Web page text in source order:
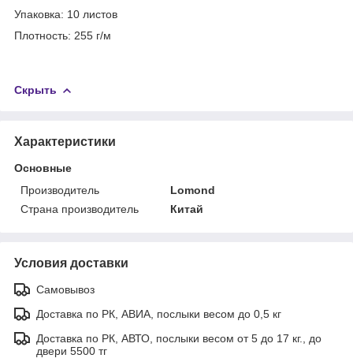
Упаковка: 10 листов
Плотность: 255 г/м
Скрыть
Характеристики
Основные
Производитель
Lomond
Страна производитель
Китай
Условия доставки
Самовывоз
Доставка по РК, АВИА, послыки весом до 0,5 кг
Доставка по РК, АВТО, послыки весом от 5 до 17 кг., до
двери 5500 тг